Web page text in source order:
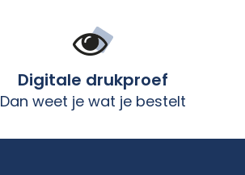
Digitale drukproef
Dan weet je wat je bestelt